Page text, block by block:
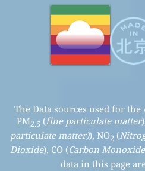
The Data sources used for
PM2.5 (fine particulate matter
particulate matter)), NO2 (
Dioxide), CO (Carbon Monoxide
data in this page